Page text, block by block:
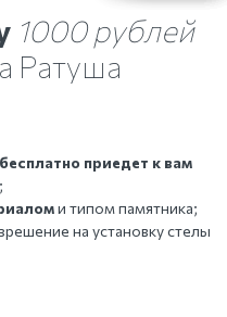
1000 рублей
Ратуша
приедет к вам
и типом памятника;
на установку стелы